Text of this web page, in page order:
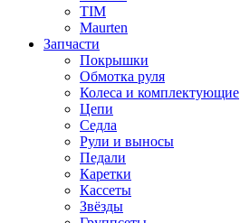
TIM
Maurten
Запчасти
Покрышки
Обмотка руля
Колеса и комплектующие
Цепи
Седла
Рули и выносы
Педали
Каретки
Кассеты
Звёзды